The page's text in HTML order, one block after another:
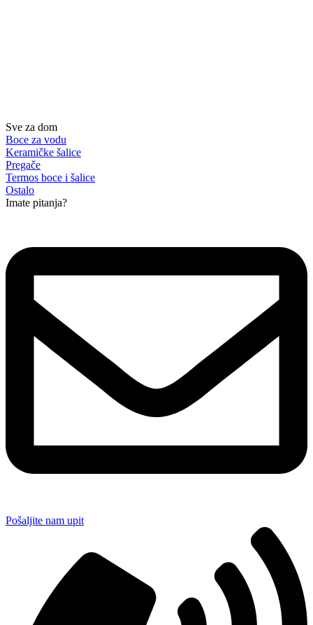
Sve za dom
Boce za vodu
Keramičke šalice
Pregače
Termos boce i šalice
Ostalo
Imate pitanja?
Pošaljite nam upit